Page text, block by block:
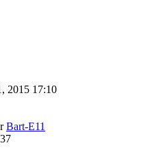
2015 17:10
Bart-E11